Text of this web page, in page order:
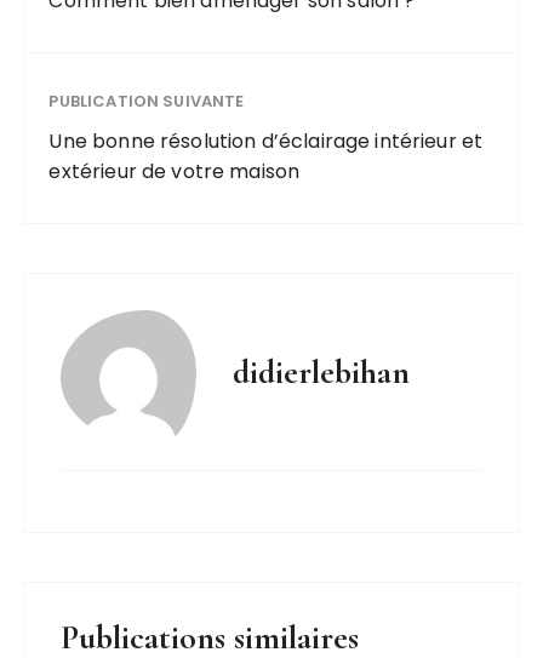
professionnel
PUBLICATION SUIVANTE
Une bonne résolution d’éclairage intérieur et
extérieur de votre maison
didierlebihan
Publications similaires